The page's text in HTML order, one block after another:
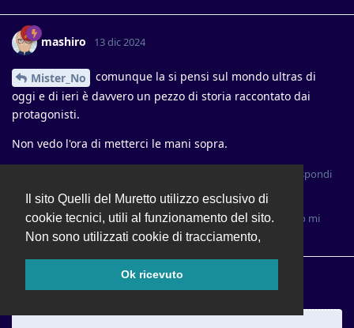
Il sito Quelli del Muretto utilizzo esclusivo di
cookie tecnici, utili al funzionamento del sito.
Non sono utilizzati cookie di tracciamento,
Ok ricevuto
mashiro 13 dic 2024
Mister_No
comunque la si pensi sul mondo ultras di
oggi e di ieri è davvero un pezzo di storia raccontato dai
protagonisti.
Non vedo l'ora di metterci le mani sopra.
Rispondi
Mister_Noha risposto a questo messaggio
Ricky1893,Mister_No, Namaskar61e4altrihanno messo mi
piace.